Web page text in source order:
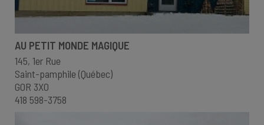
AU PETIT MONDE MAGIQUE
145, 1er Rue
Saint-pamphile (Québec)
G0R 3X0
418 598-3758